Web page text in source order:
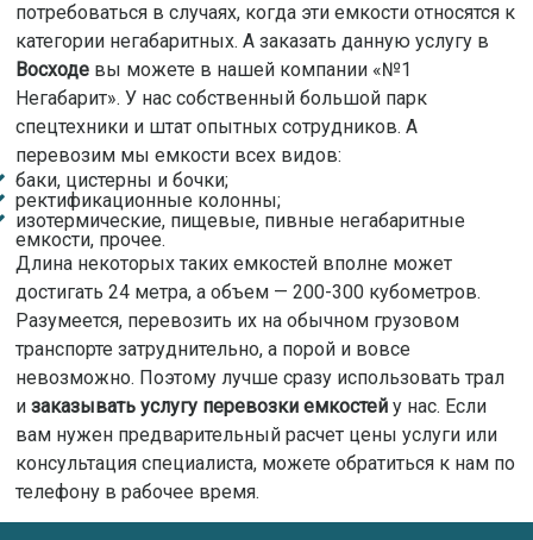
потребоваться в случаях, когда эти емкости относятся к
категории негабаритных. А заказать данную услугу в
Восходевы можете в нашей компании «№1
Негабарит». У нас собственный большой парк
спецтехники и штат опытных сотрудников. А
перевозим мы емкости всех видов:
баки, цистерны и бочки;
ректификационные колонны;
изотермические, пищевые, пивные негабаритные
емкости, прочее.
Длина некоторых таких емкостей вполне может
достигать 24 метра, а объем — 200-300 кубометров.
Разумеется, перевозить их на обычном грузовом
транспорте затруднительно, а порой и вовсе
невозможно. Поэтому лучше сразу использовать трал
и заказывать услугу перевозки емкостейу нас. Если
вам нужен предварительный расчет цены услуги или
консультация специалиста, можете обратиться к нам по
телефону в рабочее время.